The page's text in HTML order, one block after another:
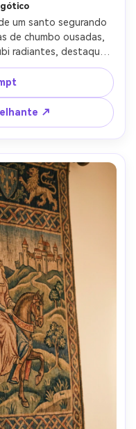
um santo segurando
de chumbo ousadas,
radiantes, destaques
da janela da catedral,
decorativa, motivos
expressão calma
textura de vidro
prima-AR 4:5
↗